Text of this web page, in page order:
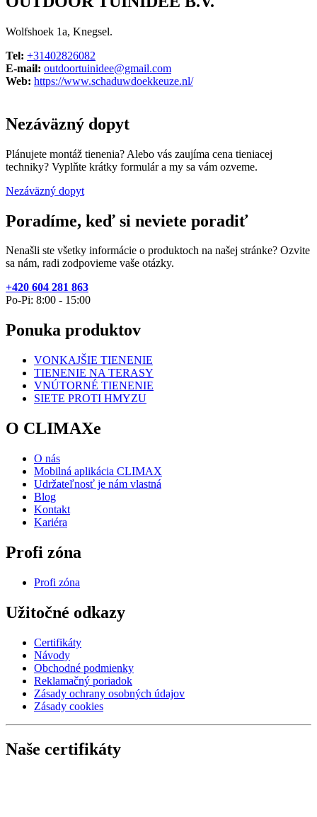
Wolfshoek 1a, Knegsel.
Tel: +31402826082
E-mail: outdoortuinidee@gmail.com
Web: https://www.schaduwdoekkeuze.nl/
Nezáväzný dopyt
Plánujete montáž tienenia? Alebo vás zaujíma cena tieniacej
techniky? Vyplňte krátky formulár a my sa vám ozveme.
Nezáväzný dopyt
Poradíme, keď si neviete poradiť
Nenašli ste všetky informácie o produktoch na našej stránke? Ozvite
sa nám, radi zodpovieme vaše otázky.
+420 604 281 863
Po-Pi: 8:00 - 15:00
Ponuka produktov
VONKAJŠIE TIENENIE
TIENENIE NA TERASY
VNÚTORNÉ TIENENIE
SIETE PROTI HMYZU
O CLIMAXe
O nás
Mobilná aplikácia CLIMAX
Udržateľnosť je nám vlastná
Blog
Kontakt
Kariéra
Profi zóna
Profi zóna
Užitočné odkazy
Certifikáty
Návody
Obchodné podmienky
Reklamačný poriadok
Zásady ochrany osobných údajov
Zásady cookies
Naše certifikáty